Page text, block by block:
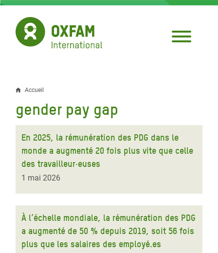
Aller
contenu
principal
Fil
d'Ariane
Accueil
gender pay gap
En 2025, la rémunération des PDG dans le
monde a augmenté 20 fois plus vite que celle
des travailleur·euses
1 mai 2026
À l’échelle mondiale, la rémunération des PDG
a augmenté de 50 % depuis 2019, soit 56 fois
plus que les salaires des employé.es